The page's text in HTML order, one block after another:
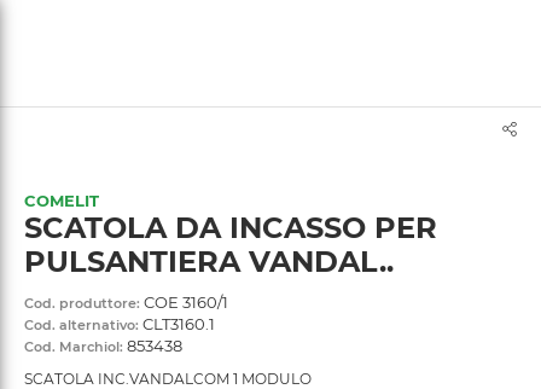
COMELIT
SCATOLA DA INCASSO PER
PULSANTIERA VANDAL..
Cod. produttore: COE 3160/1
Cod. alternativo: CLT3160.1
Cod. Marchiol: 853438
SCATOLA INC.VANDALCOM 1 MODULO